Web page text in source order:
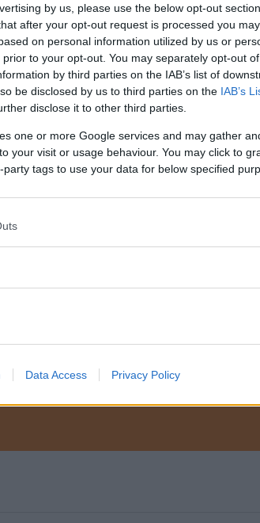
by us, please use the below opt-out
after your opt-out request is processed you may
on personal information utilized by us or
to your opt-out. You may separately opt-out
by third parties on the IAB’s list of
be disclosed by us to third parties on the IAB’s
disclose it to other third parties.
one or more Google services and may gather
your visit or usage behaviour. You may click to
tags to use your data for below specified
Data Access Privacy Policy